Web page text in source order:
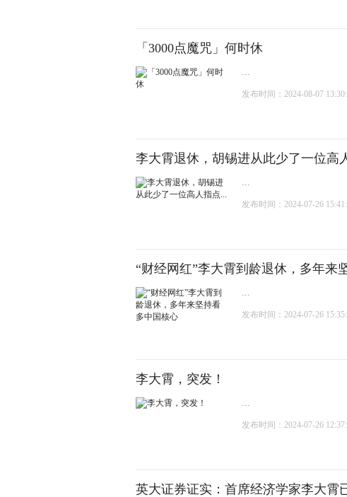
「3000点魔咒」何时休
...
发布时间：2024-08-07
李大霄退休，胡锡进从此少了一位高
...
发布时间：2024-07-26
“财经网红”李大霄到龄退休，多年来
...
发布时间：2024-07-26
李大霄，突发！
...
发布时间：2024-07-26
英大证券证实：首席经济学家李大霄